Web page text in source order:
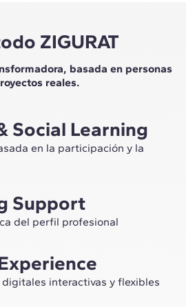
ZIGURAT
basada en personas
reales.
Social Learning
en la participación y la
tener la ocasión única de
trabajo seleccionados,
de nuestros profesores,
Support
del perfil profesional
para tener una visión crítica y
experto en el sector.
digitales interactivas y flexibles